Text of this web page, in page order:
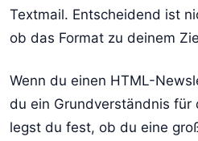
Textmail. Entscheidend ist
ob das Format zu deinem
Wenn du einen HTML-
du ein Grundverständnis für
legst du fest, ob du eine